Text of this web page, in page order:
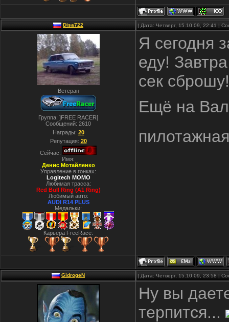
Disa722 | Дата: Четверг, 15.10.09, 22:41 |
Ветеран
Группа: ]FREE RACER[
Сообщений: 2610
Награды: 20
Репутация: 20
Сейчас:
Имя:
Денис Мотайленко
Управление в гонках:
Logitech MOMO
Любимая трасса:
Red Bull Ring (A1 Ring)
Любимый авто:
AUDI R14 PLUS
Медальки:
Карьера FreeRace:
Я сегодня
еду!
сек сброшу!
Ещё на
GidrogeN | Дата: Четверг, 15.10.09, 23:58 |
Ну вы
терпится...